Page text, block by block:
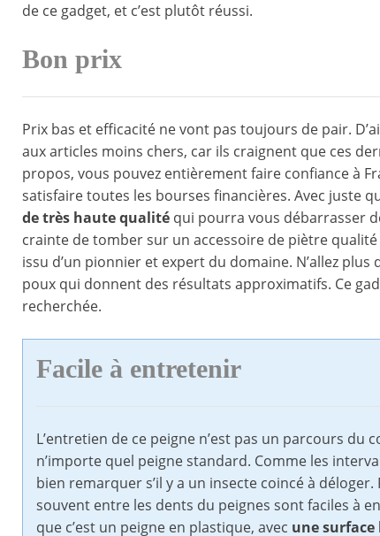
de ce gadget, et c’est plutôt réussi.
Bon prix
Prix bas et efficacité ne vont pas toujours de pair.
aux articles moins chers, car ils craignent que ces
propos, vous pouvez entièrement faire confiance à
satisfaire toutes les bourses financières. Avec juste
de très haute qualité qui pourra vous débarrasser
crainte de tomber sur un accessoire de piètre
issu d’un pionnier et expert du domaine. N’allez
poux qui donnent des résultats approximatifs. Ce
recherchée.
Facile à entretenir
L’entretien de ce peigne n’est pas un parcours
n’importe quel peigne standard. Comme les
bien remarquer s’il y a un insecte coincé à
souvent entre les dents du peignes sont faciles à
que c’est un peigne en plastique, avec une surface